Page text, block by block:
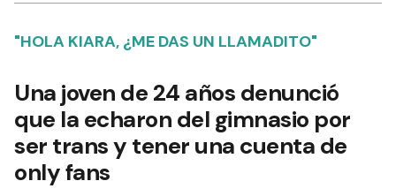
"HOLA KIARA, ¿ME DAS UN LLAMADITO"
Una joven de 24 años denunció
que la echaron del gimnasio por
ser trans y tener una cuenta de
only fans